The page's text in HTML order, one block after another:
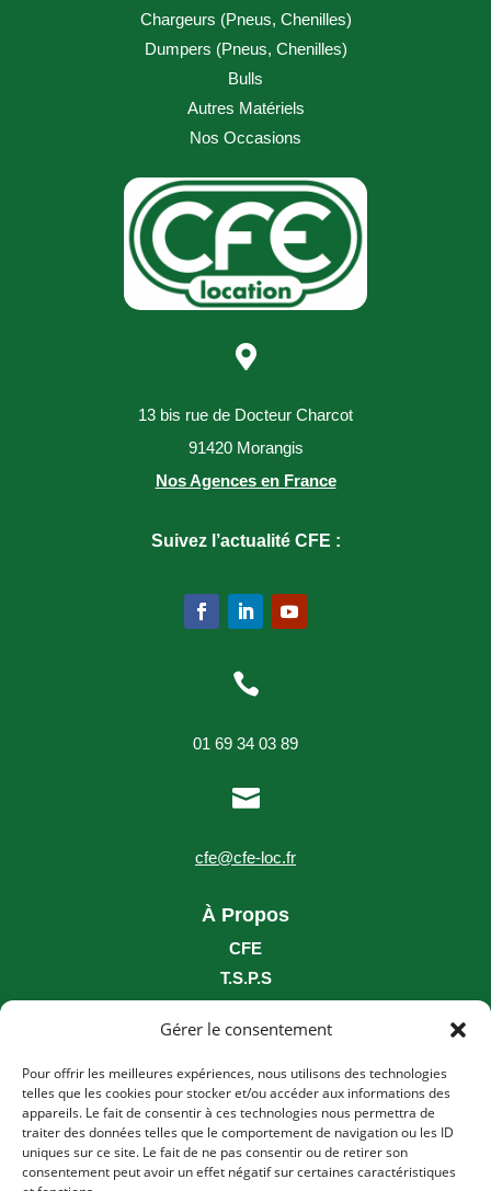
Gérer le consentement
Pour offrir les meilleures expériences, nous utilisons des technologies
telles que les cookies pour stocker et/ou accéder aux informations des
appareils. Le fait de consentir à ces technologies nous permettra de
traiter des données telles que le comportement de navigation ou les ID
uniques sur ce site. Le fait de ne pas consentir ou de retirer son
consentement peut avoir un effet négatif sur certaines caractéristiques
Chargeurs (Pneus, Chenilles)
Dumpers (Pneus, Chenilles)
Bulls
Autres Matériels
Nos Occasions

13 bis rue de Docteur Charcot
91420 Morangis
Nos Agences en France
Suivez l’actualité CFE :

01 69 34 03 89

cfe@cfe-loc.fr
À Propos
CFE
T.S.P.S
Photothèque / Vidéothèque
Brochure
___
Conditions générales et assurances
Principes généraux de location